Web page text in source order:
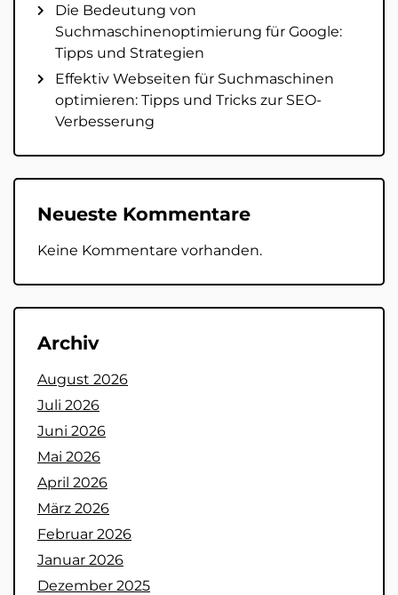
Die Bedeutung von
Suchmaschinenoptimierung für Google:
Tipps und Strategien
Effektiv Webseiten für Suchmaschinen
optimieren: Tipps und Tricks zur SEO-
Verbesserung
Neueste Kommentare
Keine Kommentare vorhanden.
Archiv
August 2026
Juli 2026
Juni 2026
Mai 2026
April 2026
März 2026
Februar 2026
Januar 2026
Dezember 2025